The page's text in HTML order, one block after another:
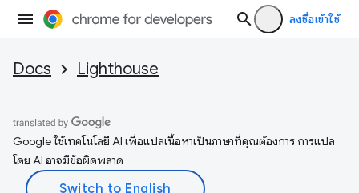
ลงชื่อเข้าใช้
Docs Lighthouse
Google ใช้เทคโนโลยี AI เพื่อแปลเนื้อหาเป็นภาษาที่คุณต้องการ การแปล
โดย AI อาจมีข้อผิดพลาด